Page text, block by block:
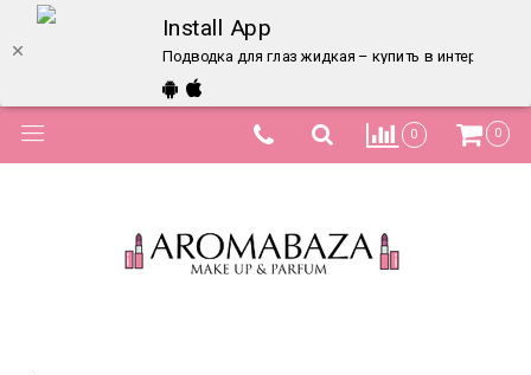
Install App
Подводка для глаз жидкая – купить в интернет-
0 0